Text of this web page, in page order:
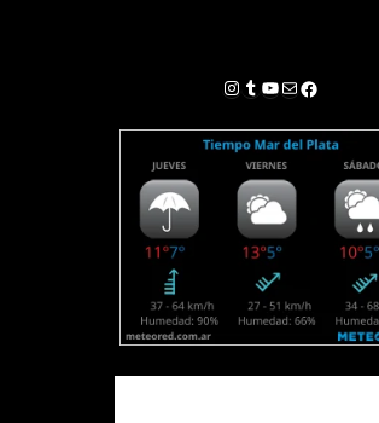
Instagram
Tumblr
YouTube
Correo electrónico
Facebook